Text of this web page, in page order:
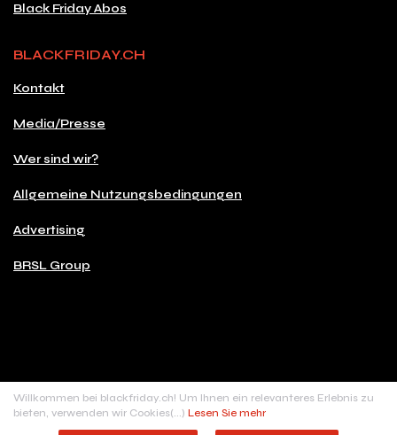
Black Friday Abos
BLACKFRIDAY.CH
Kontakt
Media/Presse
Wer sind wir?
Allgemeine Nutzungsbedingungen
Advertising
BRSL Group
© 2026 Copyright blackfriday.ch
Made with♥ in Switzerland
BRSL digital sàrl, Rue de Carouge, 24 - 1205 Genève
Willkommen bei blackfriday.ch! Um Ihnen ein relevanteres Erlebnis zu
bieten, verwenden wir Cookies(...) Lesen Sie mehr